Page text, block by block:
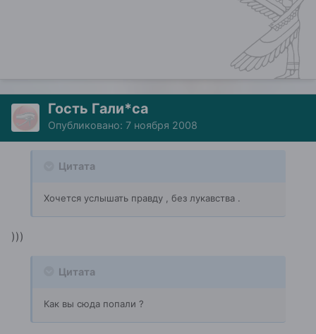
Гость Гали*са
Опубликовано: 7 ноября 2008
Цитата
Хочется услышать правду , без лукавства .
)))
Цитата
Как вы сюда попали ?